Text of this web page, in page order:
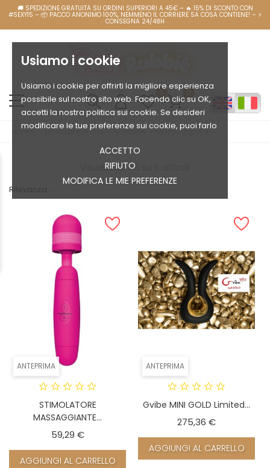
Usiamo i cookie
Usiamo i cookie per offrirti la migliore esperienza
possibile sul nostro sito web. Facendo clic su OK,
accetti la nostra politica sui cookie. Se desideri
modificare le tue preferenze sui cookie, puoi farlo
ACCETTO
RIFIUTO
MODIFICA LE MIE PREFERENZE
Home pinkrabbitonline Vibratori Massaggiatori
Rilevanza
Visualizzati 1-5 su 5 articoli
ANTEPRIMA
STIMOLATORE
MASSAGGIANTE...
59,29 €Prezzo
AGGIUNGI AL CARRELLO
ANTEPRIMA
Gvibe MINI GOLD Limited...
275,36 €Prezzo
AGGIUNGI AL CARRELLO